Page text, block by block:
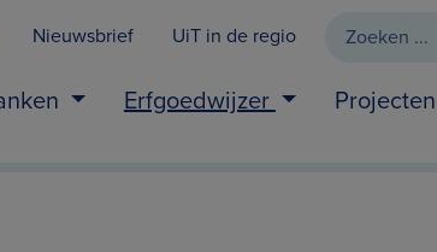
Nieuwsbrief UiT in de regio
Erfgoedwijzer Projecten